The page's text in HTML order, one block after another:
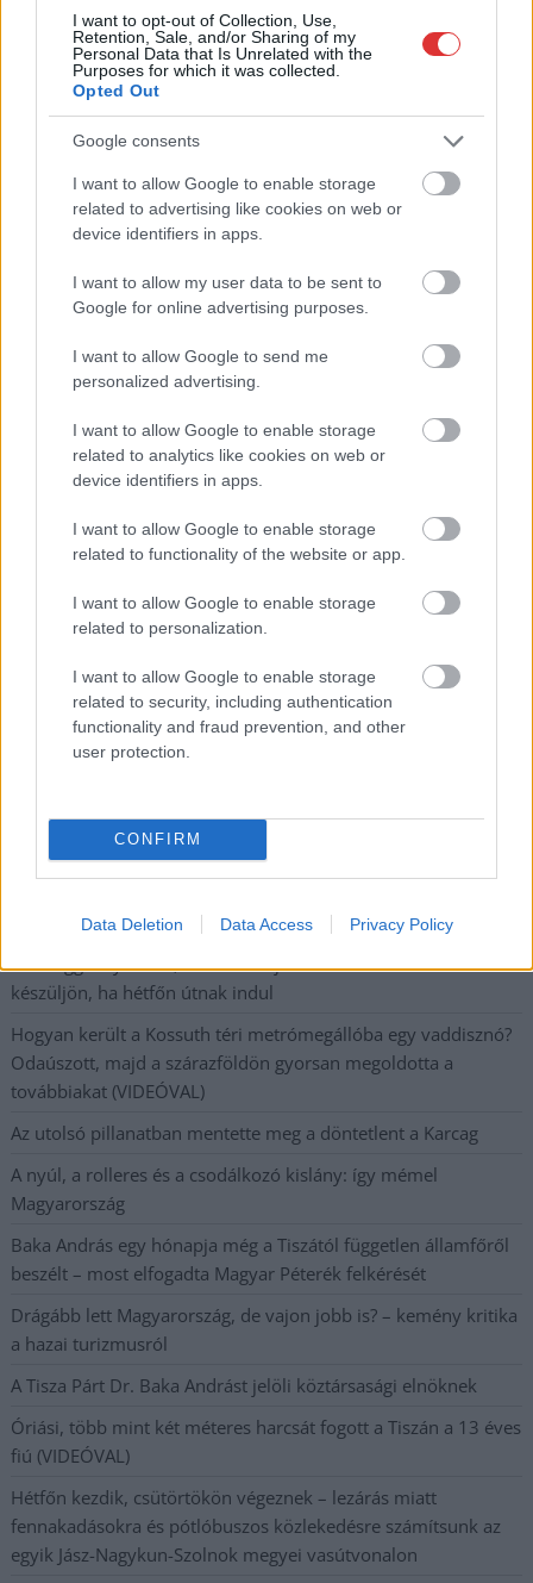
I want to opt-out of Collection, Use,
Retention, Sale, and/or Sharing of my
Personal Data that Is Unrelated with the
Purposes for which it was collected.
Opted Out
Google consents
I want to allow Google to enable storage
related to advertising like cookies on web or
device identifiers in apps.
I want to allow my user data to be sent to
Google for online advertising purposes.
I want to allow Google to send me
personalized advertising.
I want to allow Google to enable storage
related to analytics like cookies on web or
device identifiers in apps.
I want to allow Google to enable storage
related to functionality of the website or app.
I want to allow Google to enable storage
related to personalization.
I want to allow Google to enable storage
related to security, including authentication
functionality and fraud prevention, and other
user protection.
CONFIRM
Data Deletion Data Access Privacy Policy
Hírlevél feliratkozás
Adja meg keresztnevét:
Adja
meg e-mail címét:
legfrissebb információkkal és exkluzív tartalmakkal hétről hétre
postaládájába érkezik!
A SZOL24 legfrissebb 24 cikke
A magyarok közel harmadának teljesen kiürül a kasszája
hónap végére
Hajnalban csaptak fel a lángok Kisújszálláson
történt a baleset
Már reggel nyár van, de délután jöhet a fordulat – erre
készüljön, ha hétfőn útnak indul
Hogyan került a Kossuth téri metrómegállóba egy vaddisznó?
Odaúszott, majd a szárazföldön gyorsan megoldotta a
továbbiakat (VIDEÓVAL)
Az utolsó pillanatban mentette meg a döntetlent a Karcag
A nyúl, a rolleres és a csodálkozó kislány: így mémel
Magyarország
Baka András egy hónapja még a Tiszától független államfőről
beszélt – most elfogadta Magyar Péterék felkérését
Drágább lett Magyarország, de vajon jobb is? – kemény kritika
a hazai turizmusról
A Tisza Párt Dr. Baka Andrást jelöli köztársasági elnöknek
Óriási, több mint két méteres harcsát fogott a Tiszán a 13 éves
fiú (VIDEÓVAL)
Hétfőn kezdik, csütörtökön végeznek – lezárás miatt
fennakadásokra és pótlóbuszos közlekedésre számítsunk az
egyik Jász-Nagykun-Szolnok megyei vasútvonalon